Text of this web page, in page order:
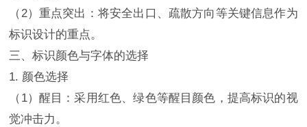
（2）重点突出：将安全出口、疏散方向等关键信息作为
标识设计的重点。
三、标识颜色与字体的选择
1. 颜色选择
（1）醒目：采用红色、绿色等醒目颜色，提高标识的视
觉冲击力。